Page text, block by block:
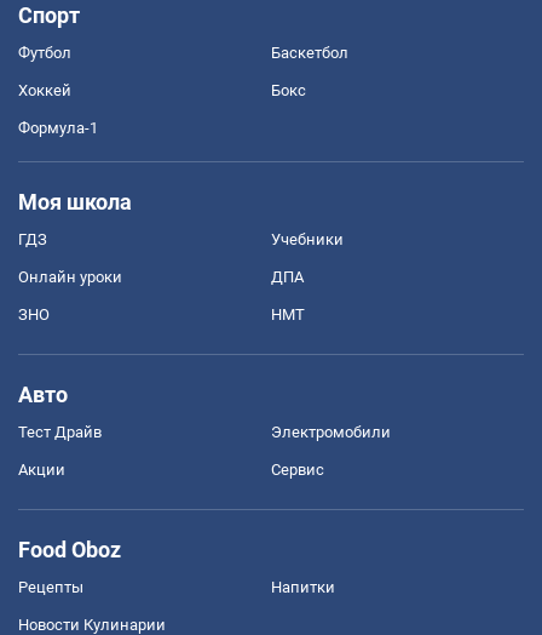
Спорт
Футбол Баскетбол
Хоккей Бокс
Формула-1
Моя школа
ГДЗ Учебники
Онлайн уроки ДПА
ЗНО НМТ
Авто
Тест Драйв Электромобили
Акции Сервис
Food Oboz
Рецепты Напитки
Новости Кулинарии